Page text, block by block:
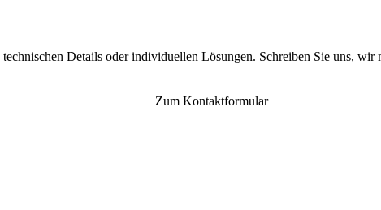
Details oder individuellen Lösungen. Schreiben Sie uns, wir
Zum Kontaktformular